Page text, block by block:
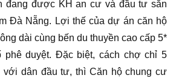
đang được KH an cư và đầu tư săn
Đà Nẵng. Lợi thế của dự án căn hộ
dài cùng bến du thuyền cao cấp 5*
phê duyệt. Đặc biệt, cách chợ chỉ 5
với dân đầu tư, thì Căn hộ chung cư